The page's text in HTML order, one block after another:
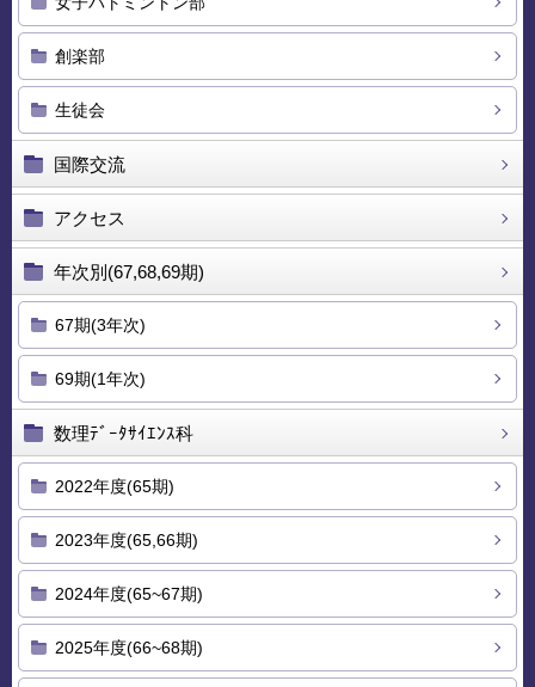
創楽部
生徒会
国際交流
アクセス
年次別(67,68,69期)
67期(3年次)
69期(1年次)
数理ﾃﾞｰﾀｻｲｴﾝｽ科
2022年度(65期)
2023年度(65,66期)
2024年度(65~67期)
2025年度(66~68期)